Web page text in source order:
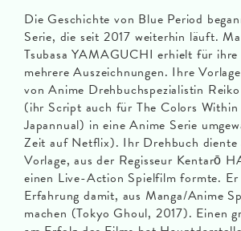
Die Geschichte von Blue Period
Serie, die seit 2017 weiterhin läuft.
Tsubasa YAMAGUCHI erhielt für
mehrere Auszeichnungen. Ihre
von Anime Drehbuchspezialistin
(ihr Script auch für The Colors Within
Japannual) in eine Anime Serie
Zeit auf Netflix). Ihr Drehbuch diente
Vorlage, aus der Regisseur Kentarō
einen Live-Action Spielfilm formte. Er
Erfahrung damit, aus Manga/Anime
machen (Tokyo Ghoul, 2017). Einen